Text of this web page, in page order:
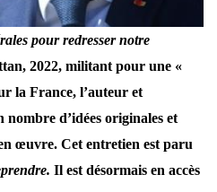
pour redresser notre
2022, militant pour une «
la France, l’auteur et
nombre d’idées originales et
œuvre. Cet entretien est paru
Il est désormais en accès